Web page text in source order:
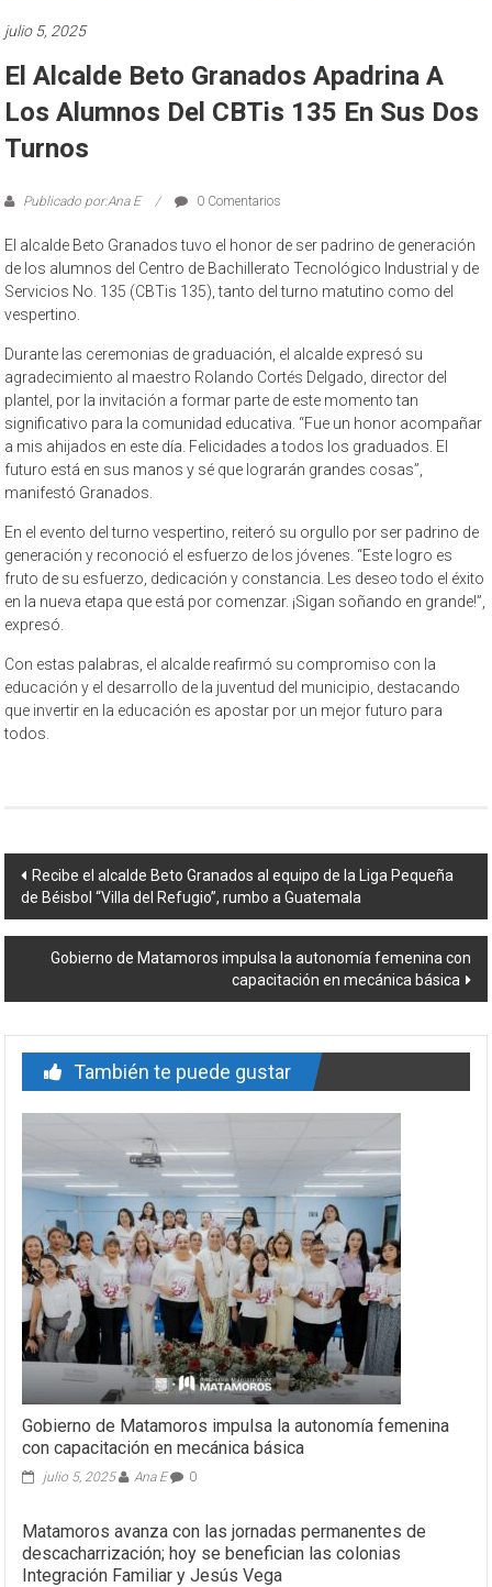
julio 5, 2025
El Alcalde Beto Granados Apadrina A
Los Alumnos Del CBTis 135 En Sus Dos
Turnos
Publicado por:Ana E 0 Comentarios
El alcalde Beto Granados tuvo el honor de ser padrino de generación
de los alumnos del Centro de Bachillerato Tecnológico Industrial y de
Servicios No. 135 (CBTis 135), tanto del turno matutino como del
vespertino.
Durante las ceremonias de graduación, el alcalde expresó su
agradecimiento al maestro Rolando Cortés Delgado, director del
plantel, por la invitación a formar parte de este momento tan
significativo para la comunidad educativa. “Fue un honor acompañar
a mis ahijados en este día. Felicidades a todos los graduados. El
futuro está en sus manos y sé que lograrán grandes cosas”,
manifestó Granados.
En el evento del turno vespertino, reiteró su orgullo por ser padrino de
generación y reconoció el esfuerzo de los jóvenes. “Este logro es
fruto de su esfuerzo, dedicación y constancia. Les deseo todo el éxito
en la nueva etapa que está por comenzar. ¡Sigan soñando en grande!”,
expresó.
Con estas palabras, el alcalde reafirmó su compromiso con la
educación y el desarrollo de la juventud del municipio, destacando
que invertir en la educación es apostar por un mejor futuro para
todos.
Navegación
de
entrada
Recibe el alcalde Beto Granados al equipo de la Liga Pequeña
de Béisbol “Villa del Refugio”, rumbo a Guatemala
Gobierno de Matamoros impulsa la autonomía femenina con
capacitación en mecánica básica
También te puede gustar
Gobierno de Matamoros impulsa la autonomía femenina
con capacitación en mecánica básica
julio 5, 2025 Ana E 0
Matamoros avanza con las jornadas permanentes de
descacharrización; hoy se benefician las colonias
Integración Familiar y Jesús Vega